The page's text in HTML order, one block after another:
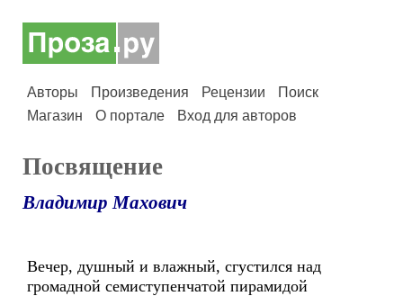
Авторы Произведения Рецензии
Поиск
Магазин
О портале Вход для авторов
Посвящение
Владимир Махович
Вечер, душный и влажный, сгустился над
громадной семиступенчатой пирамидой